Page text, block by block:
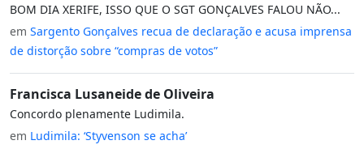
BOM DIA XERIFE, ISSO QUE O SGT GONÇALVES FALOU NÃO...
em Sargento Gonçalves recua de declaração e acusa imprensa
de distorção sobre “compras de votos”
Francisca Lusaneide de Oliveira
Concordo plenamente Ludimila.
em Ludimila: ‘Styvenson se acha’